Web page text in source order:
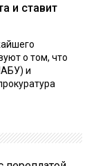
и ставит
о том, что
и